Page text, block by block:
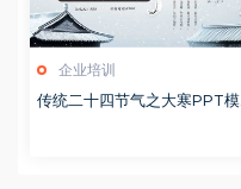
企业培训
传统二十四节气之大寒PPT模